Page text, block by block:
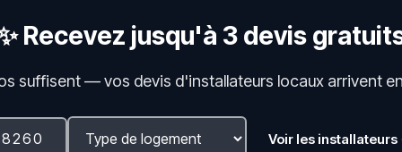
Recevez jusqu'à 3 devis
suffisent — vos devis d'installateurs locaux arrivent
Voir les